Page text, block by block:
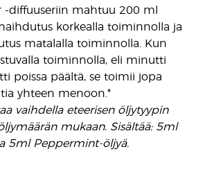
-diffuuseriin mahtuu 200 ml
korkealla toiminnolla ja
matalalla toiminnolla. Kun
toiminnolla, eli minutti
poissa päältä, se toimii jopa
yhteen menoon.*
vaihdella eteerisen öljytyypin
mukaan. Sisältää: 5ml
5ml Peppermint-öljyä.